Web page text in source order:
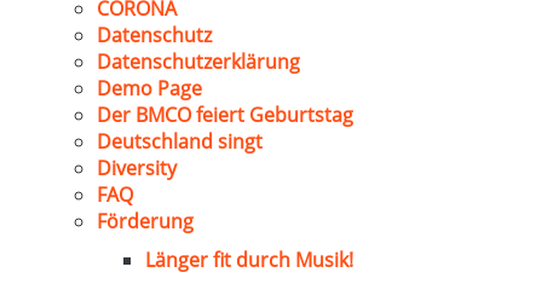
CORONA
Datenschutz
Datenschutzerklärung
Demo Page
Der BMCO feiert Geburtstag
Deutschland singt
Diversity
FAQ
Förderung
Länger fit durch Musik!